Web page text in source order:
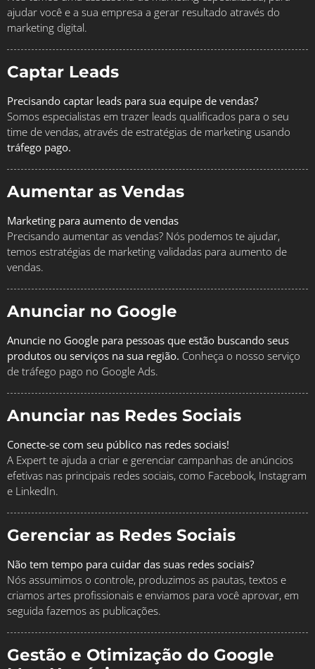
ajudar você e a sua empresa a gerar resultado através do
marketing digital.
Captar Leads
Precisando captar leads para sua equipe de vendas?
Somos especialistas em trazer leads qualificados para o seu
time de vendas, através de estratégias de marketing usando
tráfego pago.
Aumentar as Vendas
Marketing para aumento de vendas
Precisando aumentar as vendas? Nós podemos te ajudar,
temos estratégias de marketing validadas para aumento de
vendas.
Anunciar no Google
Anuncie no Google para pessoas que estão buscando seus
produtos ou serviços na sua região. Conheça o nosso serviço
de tráfego pago no Google Ads.
Anunciar nas Redes Sociais
Conecte-se com seu público nas redes sociais!
A Expert te ajuda a criar e gerenciar campanhas de anúncios
efetivas nas principais redes sociais, como Facebook, Instagram
e LinkedIn.
Gerenciar as Redes Sociais
Não tem tempo para cuidar das suas redes sociais?
Nós assumimos o controle, produzimos as pautas, textos e
criamos artes profissionais e enviamos para você aprovar, em
seguida fazemos as publicações.
Gestão e Otimização do Google